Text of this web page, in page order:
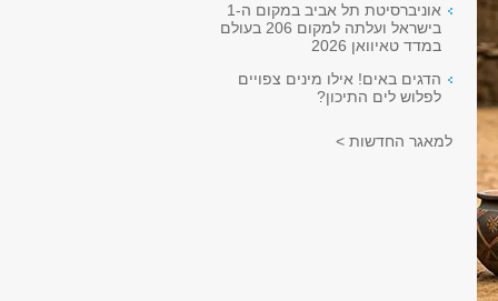
אוניברסיטת תל אביב במקום ה-1
בישראל ועלתה למקום 206 בעולם
במדד טאיוואן 2026
הדגים באים! אילו מינים צפויים
לפלוש לים התיכון?
למאגר החדשות >